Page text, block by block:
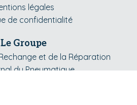
légales
de confidentialité
Le Groupe
et de la Réparation
du Pneumatique